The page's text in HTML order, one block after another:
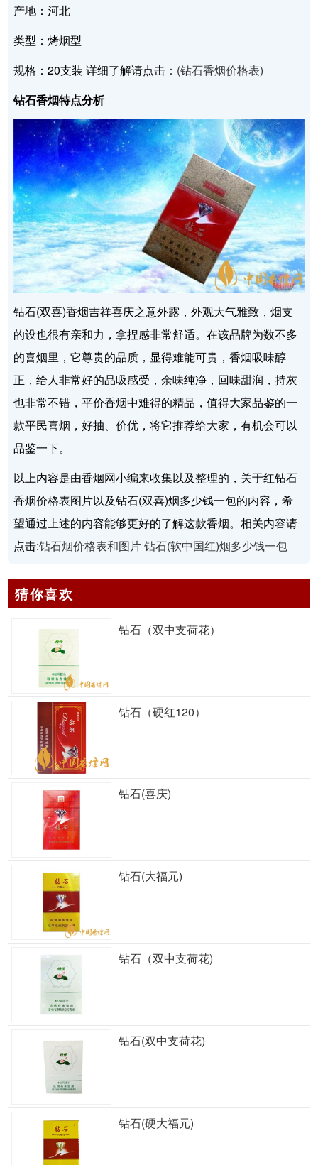
产地：河北
类型：烤烟型
规格：20支装 详细了解请点击 ：(钻石香烟价格表)
钻石香烟特点分析
钻石(双喜)香烟吉祥喜庆之意外露，外观大气雅致，烟支
的设也很有亲和力，拿捏感非常舒适。在该品牌为数不多
的喜烟里，它尊贵的品质，显得难能可贵，香烟吸味醇
正，给人非常好的品吸感受，余味纯净，回味甜润，持灰
也非常不错，平价香烟中难得的精品，值得大家品鉴的一
款平民喜烟，好抽、价优，将它推荐给大家，有机会可以
品鉴一下。
以上内容是由香烟网小编来收集以及整理的，关于红钻石
香烟价格表图片以及钻石(双喜)烟多少钱一包的内容，希
望通过上述的内容能够更好的了解这款香烟。相关内容请
点击:钻石烟价格表和图片 钻石(软中国红)烟多少钱一包
猜你喜欢
钻石（双中支荷花）
钻石（硬红120）
钻石(喜庆)
钻石(大福元)
钻石（双中支荷花)
钻石(双中支荷花)
钻石(硬大福元)